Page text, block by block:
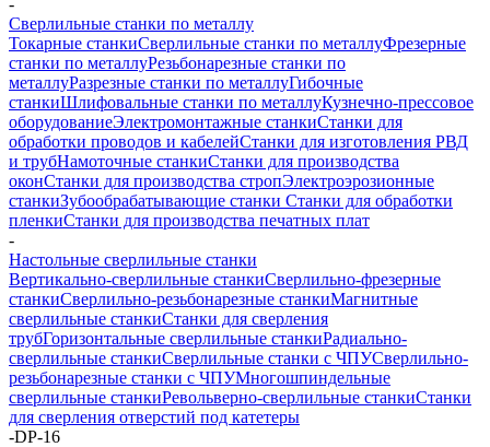
Сверлильные станки по металлу
Токарные станкиСверлильные станки по металлуФрезерные
станки по металлуРезьбонарезные станки по
металлуРазрезные станки по металлуГибочные
станкиШлифовальные станки по металлуКузнечно-прессовое
оборудованиеЭлектромонтажные станкиСтанки для
обработки проводов и кабелейСтанки для изготовления РВД
и трубНамоточные станкиСтанки для производства
оконСтанки для производства стропЭлектроэрозионные
станкиЗубообрабатывающие станки Станки для обработки
пленкиСтанки для производства печатных плат
-
Настольные сверлильные станки
Вертикально-сверлильные станкиСверлильно-фрезерные
станкиСверлильно-резьбонарезные станкиМагнитные
сверлильные станкиСтанки для сверления
трубГоризонтальные сверлильные станкиРадиально-
сверлильные станкиСверлильные станки с ЧПУСверлильно-
резьбонарезные станки с ЧПУМногошпиндельные
сверлильные станкиРевольверно-сверлильные станкиСтанки
для сверления отверстий под катетеры
-DP-16